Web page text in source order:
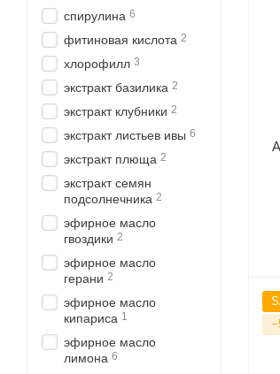
спирулина 6
фитиновая кислота 2
хлорофилл 3
экстракт базилика 2
экстракт клубники 2
экстракт листьев ивы 6
экстракт плюща 2
экстракт семян
подсолнечника 2
эфирное масло
гвоздики 2
эфирное масло
герани 2
эфирное масло
кипариса 1
эфирное масло
лимона 6